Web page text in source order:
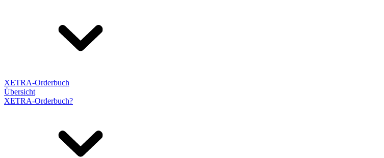
XETRA-Orderbuch
Übersicht
XETRA-Orderbuch?